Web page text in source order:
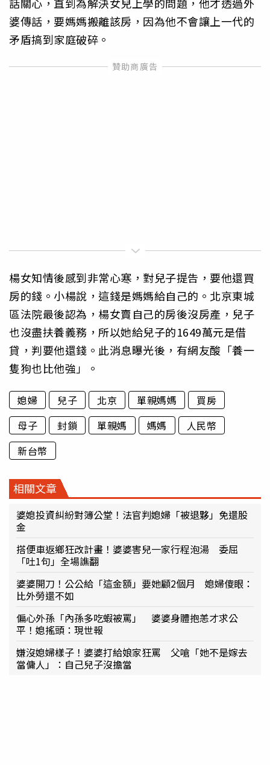
話關心，直到為解決女兒上學的問題，他才透過外
婆傳話，要媽媽搬離該房，因為他不會讓上一代的
矛盾搞到家庭破碎。
楊女知情後感到非常心寒，對兒子提告，要他還買
房的錢。小楊說，這錢是媽媽給自己的。北京東城
區法院最後認為，楊女賣自己的房後沒房產，兒子
也沒盡扶養義務，所以她給兒子的1649萬元是借
貸，判要他還錢。此消息曝光後，有網友酸「養一
隻狗也比他強」。
媳婦 兒子 北京 單親媽媽
買房
母子
封鎖 單親媽 媽媽
人民幣
新台幣
相關文章
婆媳投資糾紛對簿公堂！法官判媳婦「被退夥」免還股
金
搭便車返鄉狂改計畫！婆婆害兒一家行程泡湯 委屈
「吐1句」全場譙翻
婆婆開刀！公公給「這金額」要她顧2個月 媳婦傻眼：
比外勞還不如
偏心外孫「內孫多吃蝦被罵」 婆婆身體抱恙才求公
平！媳搖頭：現世報
嫌沒媳婦樣子！婆婆打給娘家狂罵 父嗆「她不是嫁去
當傭人」：自己兒子沒擔當